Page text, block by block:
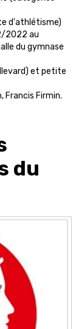
d'athlétisme)
2022 au
du gymnase
et petite
Francis Firmin.
du